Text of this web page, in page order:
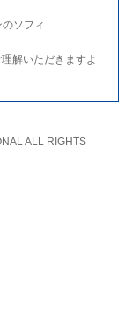
ソフィ
解いただきますよ